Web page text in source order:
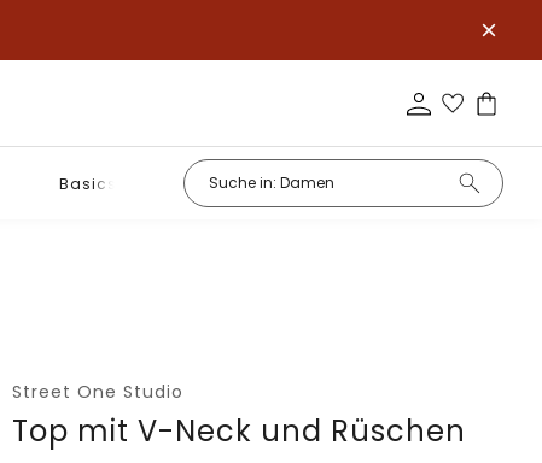
Basics
Street One Studio
Top mit V-Neck und Rüschen